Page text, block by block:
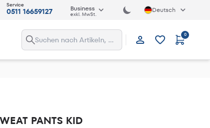
Service
0511 16659127 Business
exkl. MwSt. Deutsch
Anmelden
0
PANTS KID